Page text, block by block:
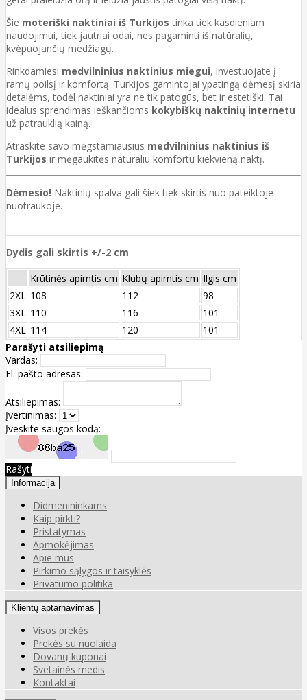
Šie moteriški naktiniai iš Turkijos tinka tiek kasdieniam
naudojimui, tiek jautriai odai, nes pagaminti iš natūralių,
kvėpuojančių medžiagų.
Rinkdamiesi medvilninius naktinius miegui, investuojate į
ramų poilsį ir komfortą. Turkijos gamintojai ypatingą dėmesį skiria
detalėms, todėl naktiniai yra ne tik patogūs, bet ir estetiški. Tai
idealus sprendimas ieškančioms kokybiškų naktinių internetu
už patrauklią kainą.
Atraskite savo mėgstamiausius medvilninius naktinius iš
Turkijos ir mėgaukitės natūraliu komfortu kiekvieną naktį.
Dėmesio! Naktinių spalva gali šiek tiek skirtis nuo pateiktoje
nuotraukoje.
Dydis gali skirtis +/-2 cm
Krūtinės apimtis cm Klubų apimtis cm Ilgis cm
2XL 108 112
98
3XL 110 116
101
4XL 114 120
101
Parašyti atsiliepimą
Vardas:
El. pašto adresas:
Atsiliepimas:
Įvertinimas:
Įveskite saugos kodą:
Rašyti
Informacija
Didmenininkams
Kaip pirkti?
Pristatymas
Apmokėjimas
Apie mus
Pirkimo sąlygos ir taisyklės
Privatumo politika
Klientų aptarnavimas
Visos prekės
Prekės su nuolaida
Dovanų kuponai
Svetainės medis
Kontaktai